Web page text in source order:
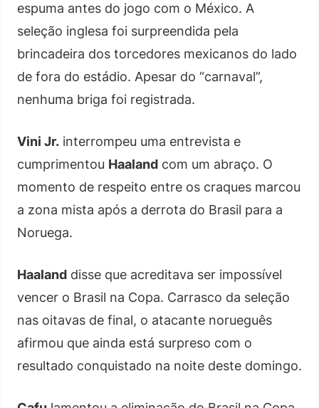
espuma antes do jogo com o México. A
seleção inglesa foi surpreendida pela
brincadeira dos torcedores mexicanos do lado
de fora do estádio. Apesar do “carnaval”,
nenhuma briga foi registrada.
Vini Jr. interrompeu uma entrevista e
cumprimentou Haaland com um abraço. O
momento de respeito entre os craques marcou
a zona mista após a derrota do Brasil para a
Noruega.
Haaland disse que acreditava ser impossível
vencer o Brasil na Copa. Carrasco da seleção
nas oitavas de final, o atacante norueguês
afirmou que ainda está surpreso com o
resultado conquistado na noite deste domingo.